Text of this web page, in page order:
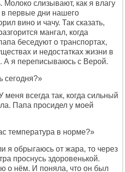
Молоко слизывают, как я влагу
первые дни нашего
вино и чачу. Так сказать,
мангал, когда
беседуют о транспортах,
и недостатках жизни в
А я переписываюсь с Верой.
сегодня?»
всегда так, когда сильный
Папа просидел у моей
температура в норме?»
я обрыгаюсь от жара, то через
проснусь здоровенькой.
о нём. И поняла, что он был